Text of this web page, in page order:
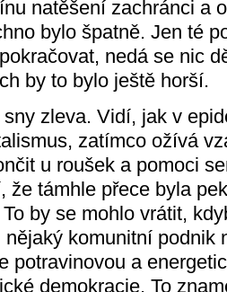
natěšení zachránci a
bylo špatně. Jen té
nedá se nic
by to bylo ještě horší.
zleva. Vidí, jak v
zatímco ožívá
u roušek a pomoci
že támhle přece byla
by se mohlo vrátit,
nějaký komunitní podnik
potravinovou a
demokracie. To